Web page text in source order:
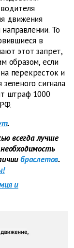
движения
То
в
этот запрет,
образом, если
перекресток и
сигнала
штраф 1000
.
всегда лучше
браслетов.
и